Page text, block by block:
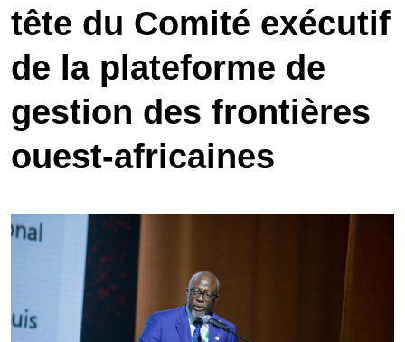
tête du Comité exécutif
de la plateforme de
gestion des frontières
ouest-africaines